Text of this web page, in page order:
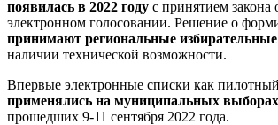
появилась в 2022 году с принятием
электронном голосовании. Решение о
принимают региональные
наличии технической возможности.
Впервые электронные списки как
применялись на муниципальных
прошедших 9-11 сентября 2022 года.